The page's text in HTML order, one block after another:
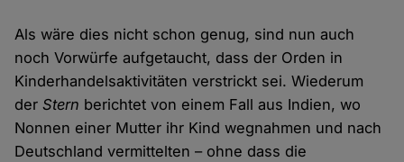
Als wäre dies nicht schon genug, sind nun auch
noch Vorwürfe aufgetaucht, dass der Orden in
Kinderhandelsaktivitäten verstrickt sei. Wiederum
derStern berichtet von einem Fall aus Indien, wo
Nonnen einer Mutter ihr Kind wegnahmen und nach
Deutschland vermittelten – ohne dass die